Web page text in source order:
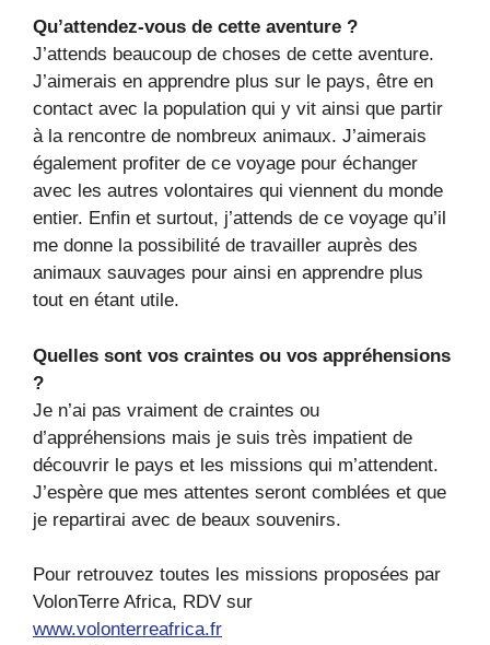
Qu’attendez-vous de cette aventure ?
J’attends beaucoup de choses de cette aventure.
J’aimerais en apprendre plus sur le pays, être en
contact avec la population qui y vit ainsi que partir
à la rencontre de nombreux animaux. J’aimerais
également profiter de ce voyage pour échanger
avec les autres volontaires qui viennent du monde
entier. Enfin et surtout, j’attends de ce voyage qu’il
me donne la possibilité de travailler auprès des
animaux sauvages pour ainsi en apprendre plus
tout en étant utile.
Quelles sont vos craintes ou vos appréhensions
?
Je n’ai pas vraiment de craintes ou
d’appréhensions mais je suis très impatient de
découvrir le pays et les missions qui m’attendent.
J’espère que mes attentes seront comblées et que
je repartirai avec de beaux souvenirs.
Pour retrouvez toutes les missions proposées par
VolonTerre Africa, RDV sur
www.volonterreafrica.fr